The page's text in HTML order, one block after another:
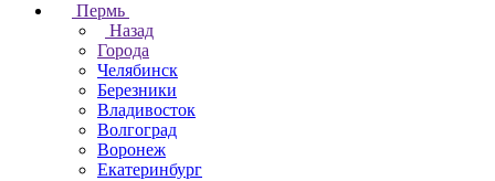
Пермь
Назад
Города
Челябинск
Березники
Владивосток
Волгоград
Воронеж
Екатеринбург